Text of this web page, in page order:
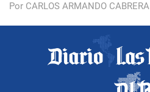
Por CARLOS ARMANDO CABRERA